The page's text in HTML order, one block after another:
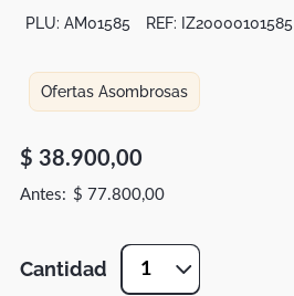
PLU: AM01585 REF: IZ20000101585
Ofertas Asombrosas
$ 38.900,00
$ 77.800,00
Cantidad 1